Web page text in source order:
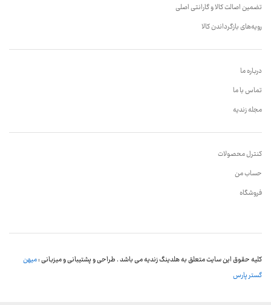
تضمین اصالت کالا و گارانتی اصلی
رویه‌های بازگرداندن کالا
درباره ما
تماس با ما
مجله زندیه
کنترل محصولات
حساب من
فروشگاه
کلیه حقوق این سایت متعلق به هلدینگ زندیه می باشد . طراحی و پشتیبانی و میزبانی :میهن
گستر پارس